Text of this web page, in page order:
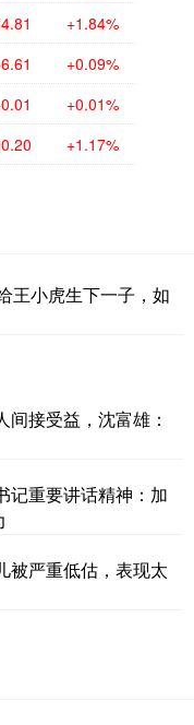
+1.84%
+0.09%
+0.01%
+1.15%
王小虎生下一子，如
接受益，沈富雄：
记重要讲话精神：加
被严重低估，表现太